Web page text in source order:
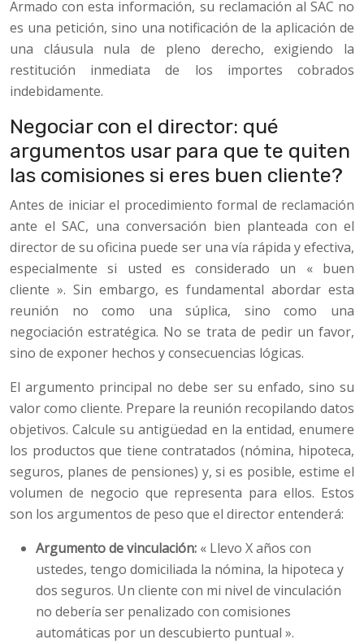
Armado con esta información, su reclamación al SAC no
es una petición, sino una notificación de la aplicación de
una cláusula nula de pleno derecho, exigiendo la
restitución inmediata de los importes cobrados
indebidamente.
Negociar con el director: qué
argumentos usar para que te quiten
las comisiones si eres buen cliente?
Antes de iniciar el procedimiento formal de reclamación
ante el SAC, una conversación bien planteada con el
director de su oficina puede ser una vía rápida y efectiva,
especialmente si usted es considerado un « buen
cliente ». Sin embargo, es fundamental abordar esta
reunión no como una súplica, sino como una
negociación estratégica. No se trata de pedir un favor,
sino de exponer hechos y consecuencias lógicas.
El argumento principal no debe ser su enfado, sino su
valor como cliente. Prepare la reunión recopilando datos
objetivos. Calcule su antigüedad en la entidad, enumere
los productos que tiene contratados (nómina, hipoteca,
seguros, planes de pensiones) y, si es posible, estime el
volumen de negocio que representa para ellos. Estos
son los argumentos de peso que el director entenderá:
Argumento de vinculación: « Llevo X años con
ustedes, tengo domiciliada la nómina, la hipoteca y
dos seguros. Un cliente con mi nivel de vinculación
no debería ser penalizado con comisiones
automáticas por un descubierto puntual ».